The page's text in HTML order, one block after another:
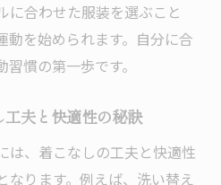
に合わせた服装を選ぶこと
動を始められます。自分に合
慣の第一歩です。
夫と快適性の秘訣
は、着こなしの工夫と快適性
なります。例えば、洗い替え